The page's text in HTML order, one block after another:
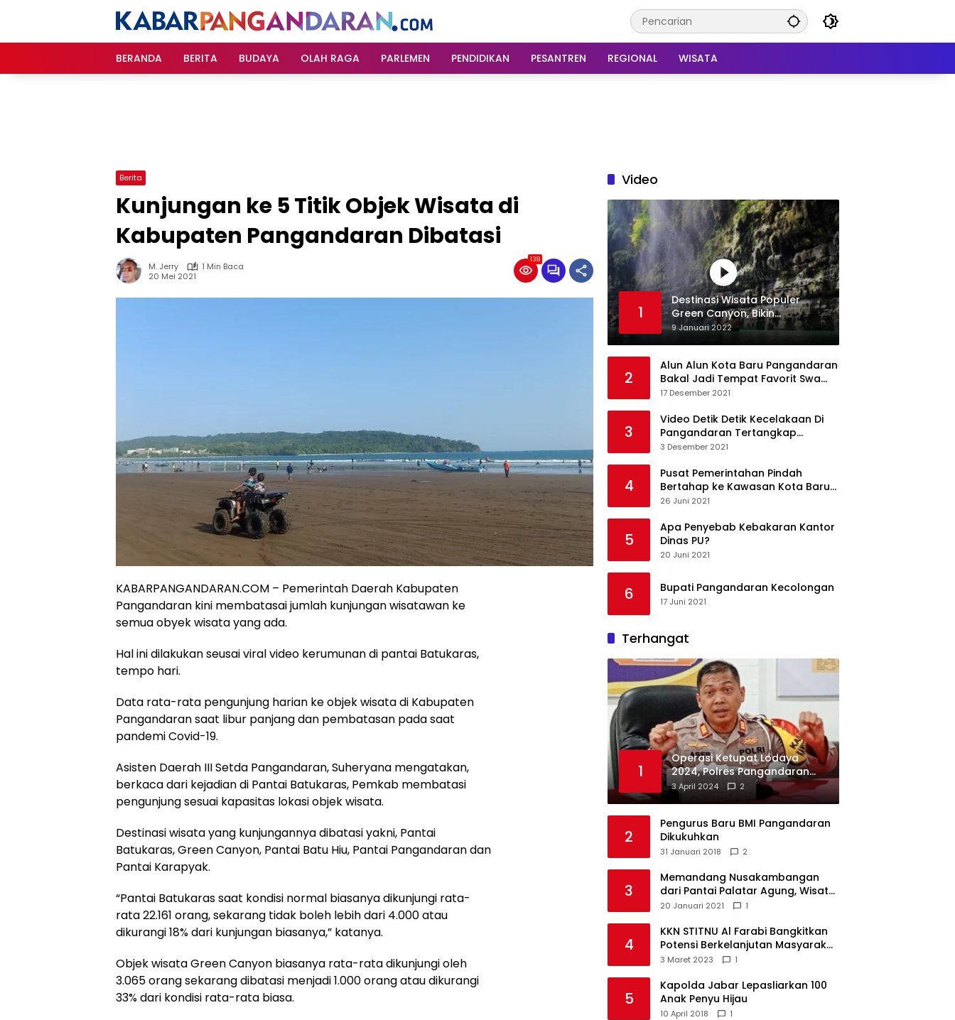
BERANDA
BERITA BUDAYA OLAH RAGA PARLEMEN PENDIDIKAN PESANTREN REGIONAL WISATA
Berita
Kunjungan ke 5 Titik Objek Wisata di
Kabupaten Pangandaran Dibatasi
M. Jerry
1 Min Baca
20 Mei 2021
138
KABARPANGANDARAN.COM – Pemerintah Daerah Kabupaten
Pangandaran kini membatasai jumlah kunjungan wisatawan ke
semua obyek wisata yang ada.
Hal ini dilakukan seusai viral video kerumunan di pantai Batukaras,
tempo hari.
Data rata-rata pengunjung harian ke objek wisata di Kabupaten
Pangandaran saat libur panjang dan pembatasan pada saat
pandemi Covid-19.
Asisten Daerah III Setda Pangandaran, Suheryana mengatakan,
berkaca dari kejadian di Pantai Batukaras, Pemkab membatasi
pengunjung sesuai kapasitas lokasi objek wisata.
Destinasi wisata yang kunjungannya dibatasi yakni, Pantai
Batukaras, Green Canyon, Pantai Batu Hiu, Pantai Pangandaran dan
Pantai Karapyak.
“Pantai Batukaras saat kondisi normal biasanya dikunjungi rata-
rata 22.161 orang, sekarang tidak boleh lebih dari 4.000 atau
dikurangi 18% dari kunjungan biasanya,” katanya.
Objek wisata Green Canyon biasanya rata-rata dikunjungi oleh
3.065 orang sekarang dibatasi menjadi 1.000 orang atau dikurangi
33% dari kondisi rata-rata biasa.
Video
1
Destinasi Wisata Populer
Green Canyon, Bikin
Ketagihan Wisatawan
9 Januari 2022
2
Alun Alun Kota Baru Pangandaran
Bakal Jadi Tempat Favorit Swa
Foto Selfie
17 Desember 2021
3
Video Detik Detik Kecelakaan Di
Pangandaran Tertangkap
Kamera Handphone
3 Desember 2021
4
Pusat Pemerintahan Pindah
Bertahap ke Kawasan Kota Baru
Pangandaran
26 Juni 2021
5
Apa Penyebab Kebakaran Kantor
Dinas PU?
20 Juni 2021
6 Bupati Pangandaran Kecolongan
17 Juni 2021
Terhangat
1
Operasi Ketupat Lodaya
2024, Polres Pangandaran
Dirikan 12 Pos Pengamanan
3 April 2024 2
2
Pengurus Baru BMI Pangandaran
Dikukuhkan
31 Januari 2018 2
3
Memandang Nusakambangan
dari Pantai Palatar Agung, Wisata
Alternatif Masa Pandemi
20 Januari 2021 1
4
KKN STITNU Al Farabi Bangkitkan
Potensi Berkelanjutan Masyarakat
Kecamatan Langkaplancar
3 Maret 2023 1
5
Kapolda Jabar Lepasliarkan 100
Anak Penyu Hijau
10 April 2018 1